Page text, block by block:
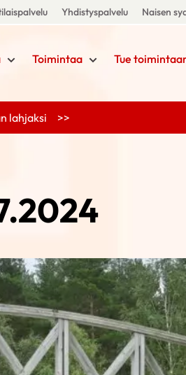
Yhdistyspalvelu Naisen
Toimintaa Tue
lahjaksi >>